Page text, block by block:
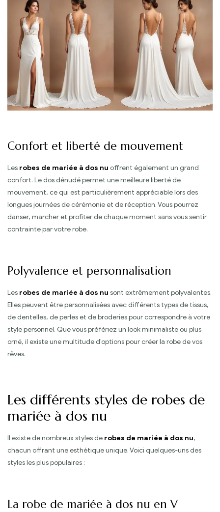
Confort et liberté de mouvement
Les robes de mariée à dos nu offrent également un grand
confort. Le dos dénudé permet une meilleure liberté de
mouvement, ce qui est particulièrement appréciable lors des
longues journées de cérémonie et de réception. Vous pourrez
danser, marcher et profiter de chaque moment sans vous sentir
contrainte par votre robe.
Polyvalence et personnalisation
Les robes de mariée à dos nu sont extrêmement polyvalentes.
Elles peuvent être personnalisées avec différents types de tissus,
de dentelles, de perles et de broderies pour correspondre à votre
style personnel. Que vous préfériez un look minimaliste ou plus
orné, il existe une multitude d’options pour créer la robe de vos
rêves.
Les différents styles de robes de
mariée à dos nu
Il existe de nombreux styles de robes de mariée à dos nu,
chacun offrant une esthétique unique. Voici quelques-uns des
styles les plus populaires :
La robe de mariée à dos nu en V